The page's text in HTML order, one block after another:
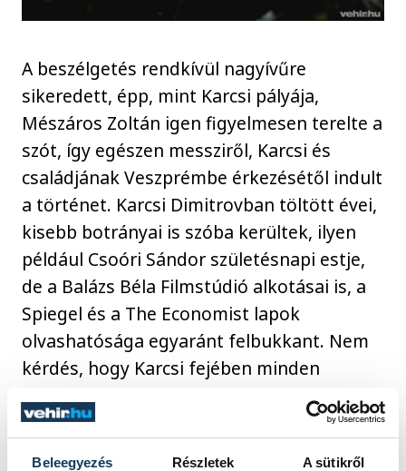
Beleegyezés Részletek A sütikről
A beszélgetés rendkívül nagyívűre
sikeredett, épp, mint Karcsi pályája,
Mészáros Zoltán igen figyelmesen terelte a
szót, így egészen messziről, Karcsi és
családjának Veszprémbe érkezésétől indult
a történet. Karcsi Dimitrovban töltött évei,
kisebb botrányai is szóba kerültek, ilyen
például Csoóri Sándor születésnapi estje,
de a Balázs Béla Filmstúdió alkotásai is, a
Spiegel és a The Economist lapok
olvashatósága egyaránt felbukkant. Nem
kérdés, hogy Karcsi fejében minden
történet évre, hónapra, napra pontosan él.